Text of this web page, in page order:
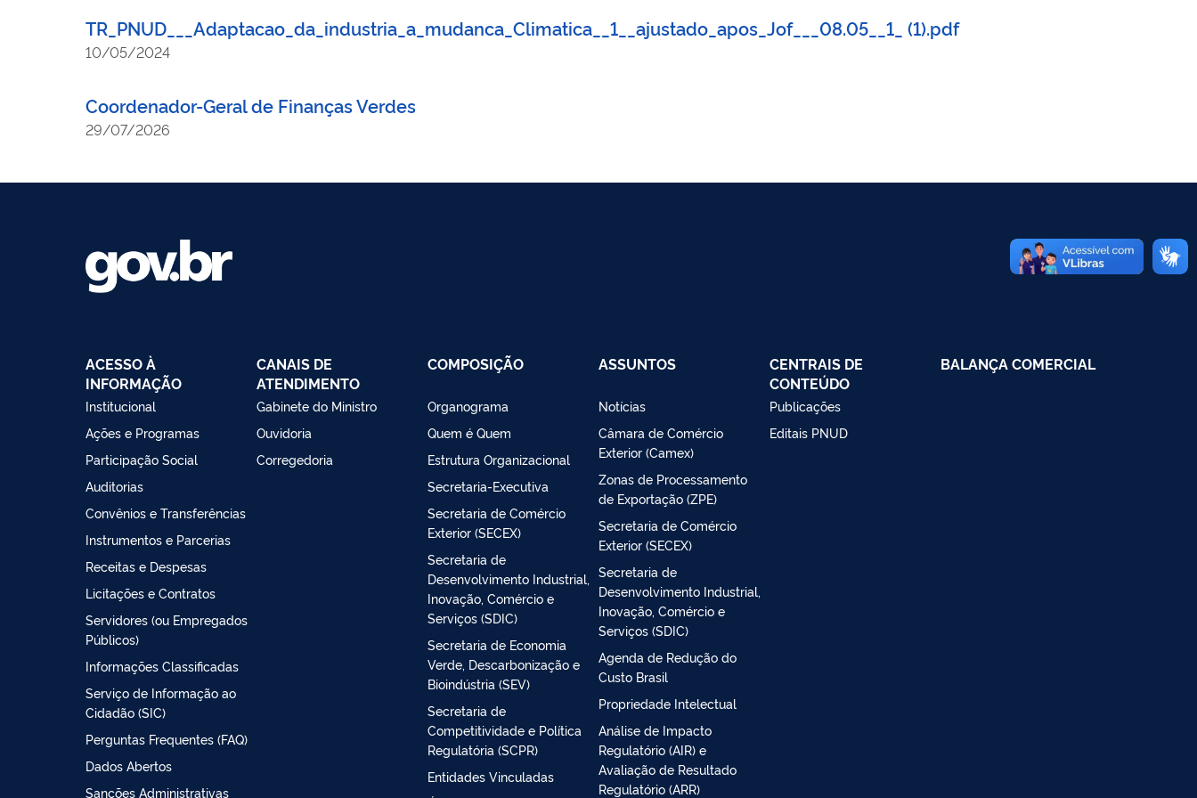
TR_PNUD___Adaptacao_da_industria_a_mudanca_Climatica__1__ajustado_apos_Jof___08.05__1_ (1).pdf
10/05/2024
Coordenador-Geral de Finanças Verdes
29/07/2026
ACESSO À
INFORMAÇÃO
Institucional
Ações e Programas
Participação Social
Auditorias
Convênios e Transferências
Instrumentos e Parcerias
Receitas e Despesas
Licitações e Contratos
Servidores (ou Empregados
Públicos)
Informações Classificadas
Serviço de Informação ao
Cidadão (SIC)
Perguntas Frequentes (FAQ)
Dados Abertos
Sanções Administrativas
CANAIS DE
ATENDIMENTO
Gabinete do Ministro
Ouvidoria
Corregedoria
COMPOSIÇÃO
Organograma
Quem é Quem
Estrutura Organizacional
Secretaria-Executiva
Secretaria de Comércio
Exterior (SECEX)
Secretaria de
Desenvolvimento Industrial,
Inovação, Comércio e
Serviços (SDIC)
Secretaria de Economia
Verde, Descarbonização e
Bioindústria (SEV)
Secretaria de
Competitividade e Política
Regulatória (SCPR)
Entidades Vinculadas
ASSUNTOS
Notícias
Câmara de Comércio
Exterior (Camex)
Zonas de Processamento
de Exportação (ZPE)
Secretaria de Comércio
Exterior (SECEX)
Secretaria de
Desenvolvimento Industrial,
Inovação, Comércio e
Serviços (SDIC)
Agenda de Redução do
Custo Brasil
Propriedade Intelectual
Análise de Impacto
Regulatório (AIR) e
Avaliação de Resultado
Regulatório (ARR)
CENTRAIS DE
CONTEÚDO
Publicações
Editais PNUD
BALANÇA COMERCIAL